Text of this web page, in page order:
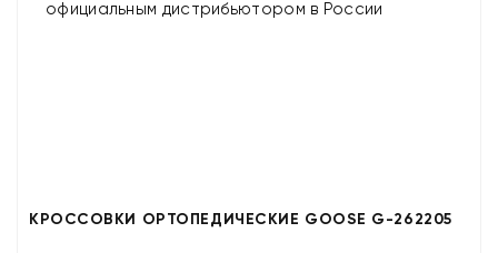
КРОССОВКИ ОРТОПЕДИЧЕСКИЕ GOOSE G-262205